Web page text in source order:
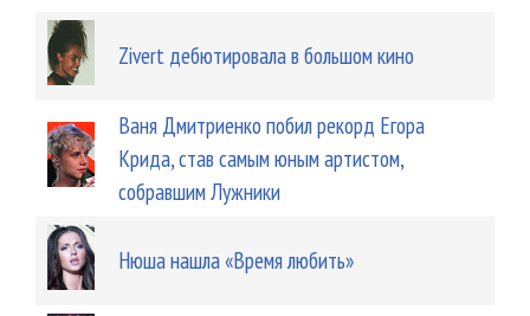
Zivert дебютировала в большом кино
Ваня Дмитриенко побил рекорд Егора
Крида, став самым юным артистом,
собравшим Лужники
Нюша нашла «Время любить»